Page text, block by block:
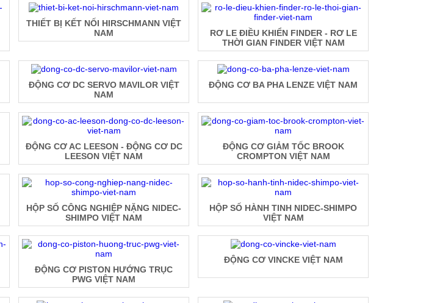
THIẾT BỊ KẾT NỐI HIRSCHMANN VIỆT
NAM
RƠ LE ĐIỀU KHIỂN FINDER - RƠ LE
THỜI GIAN FINDER VIỆT NAM
ĐỘNG CƠ DC SERVO MAVILOR VIỆT
NAM
ĐỘNG CƠ BA PHA LENZE VIỆT NAM
ĐỘNG CƠ AC LEESON - ĐỘNG CƠ DC
LEESON VIỆT NAM
ĐỘNG CƠ GIẢM TỐC BROOK
CROMPTON VIỆT NAM
HỘP SỐ CÔNG NGHIỆP NẶNG NIDEC-
SHIMPO VIỆT NAM
HỘP SỐ HÀNH TINH NIDEC-SHIMPO
VIỆT NAM
ĐỘNG CƠ PISTON HƯỚNG TRỤC
PWG VIỆT NAM
ĐỘNG CƠ VINCKE VIỆT NAM